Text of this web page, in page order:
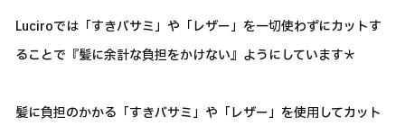
Luciroでは「すきバサミ」や「レザー」を一切使わずにカットす
ることで『髪に余計な負担をかけない』ようにしています＊
髪に負担のかかる「すきバサミ」や「レザー」を使用してカット